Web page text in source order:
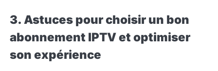
3. Astuces pour choisir un bon
abonnement IPTV et optimiser
son expérience